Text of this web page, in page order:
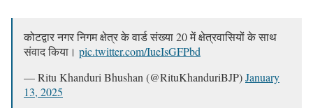
कोटद्वार नगर निगम क्षेत्र के वार्ड संख्या 20 में क्षेत्रवासियों के साथ
संवाद किया। pic.twitter.com/IueIsGFPbd
— Ritu Khanduri Bhushan (@RituKhanduriBJP)January
13, 2025